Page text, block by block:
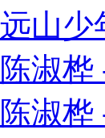
远山少
陈淑桦
陈淑桦